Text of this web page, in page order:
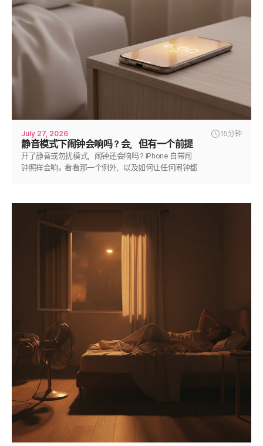
July 27, 2026 15分钟
静音模式下闹钟会响吗？会，但有一个前提
开了静音或勿扰模式，闹钟还会响吗？iPhone 自带闹
钟照样会响。看看那一个例外，以及如何让任何闹钟都